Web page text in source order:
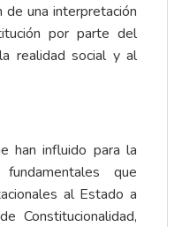
una interpretación
por parte del
realidad social y al
han influido para la
que
al Estado a
Constitucionalidad,